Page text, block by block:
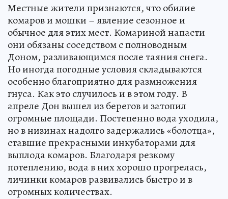
Местные жители признаются, что обилие
комаров и мошки – явление сезонное и
обычное для этих мест. Комариной напасти
они обязаны соседством с полноводным
Доном, разливающимся после таяния снега.
Но иногда погодные условия складываются
особенно благоприятно для размножения
гнуса. Как это случилось и в этом году. В
апреле Дон вышел из берегов и затопил
огромные площади. Постепенно вода уходила,
но в низинах надолго задержались «болотца»,
ставшие прекрасными инкубаторами для
выплода комаров. Благодаря резкому
потеплению, вода в них хорошо прогрелась,
личинки комаров развивались быстро и в
огромных количествах.